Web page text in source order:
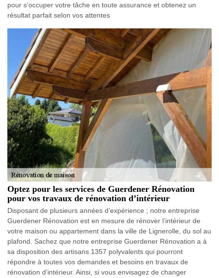
pour s'occuper votre tâche en toute assurance et obtenez un
résultat parfait selon vos attentes
Optez pour les services de Guerdener Rénovation
pour vos travaux de rénovation d’intérieur
Disposant de plusieurs années d’expérience ; notre entreprise
Guerdener Rénovation est en mesure de rénover l’intérieur de
votre maison ou appartement dans la ville de Lignerolle, du sol au
plafond. Sachez que notre entreprise Guerdener Rénovation a à
sa disposition des artisans 1357 polyvalents qui pourront
répondre à toutes vos demandes et besoins en travaux de
rénovation d’intérieur. Ainsi, si vous envisagez de changer